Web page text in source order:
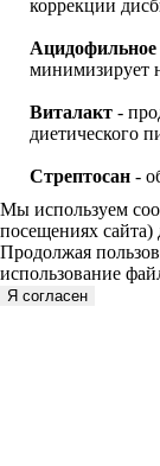
коррекции
минимизирует
Виталакт -
диетического
Стрептосан -
Мы используем
посещениях сайта)
Продолжая
использование
Я согласен